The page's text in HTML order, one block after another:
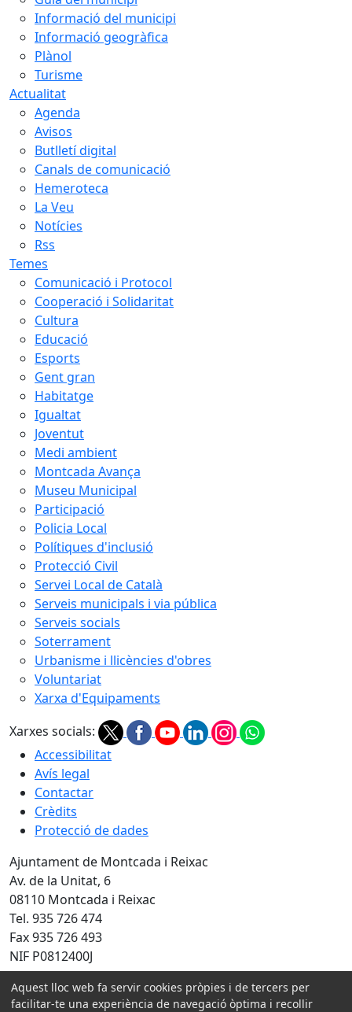
Informació del municipi
Informació geogràfica
Plànol
Turisme
Actualitat
Agenda
Avisos
Butlletí digital
Canals de comunicació
Hemeroteca
La Veu
Notícies
Rss
Temes
Comunicació i Protocol
Cooperació i Solidaritat
Cultura
Educació
Esports
Gent gran
Habitatge
Igualtat
Joventut
Medi ambient
Montcada Avança
Museu Municipal
Participació
Policia Local
Polítiques d'inclusió
Protecció Civil
Servei Local de Català
Serveis municipals i via pública
Serveis socials
Soterrament
Urbanisme i llicències d'obres
Voluntariat
Xarxa d'Equipaments
Xarxes socials:
Accessibilitat
Avís legal
Contactar
Crèdits
Protecció de dades
Ajuntament de Montcada i Reixac
Av. de la Unitat, 6
08110 Montcada i Reixac
Tel. 935 726 474
Fax 935 726 493
NIF P0812400J
Amb la col·laboració de:
Aquest lloc web fa servir cookies pròpies i de tercers per
facilitar-te una experiència de navegació òptima i recollir